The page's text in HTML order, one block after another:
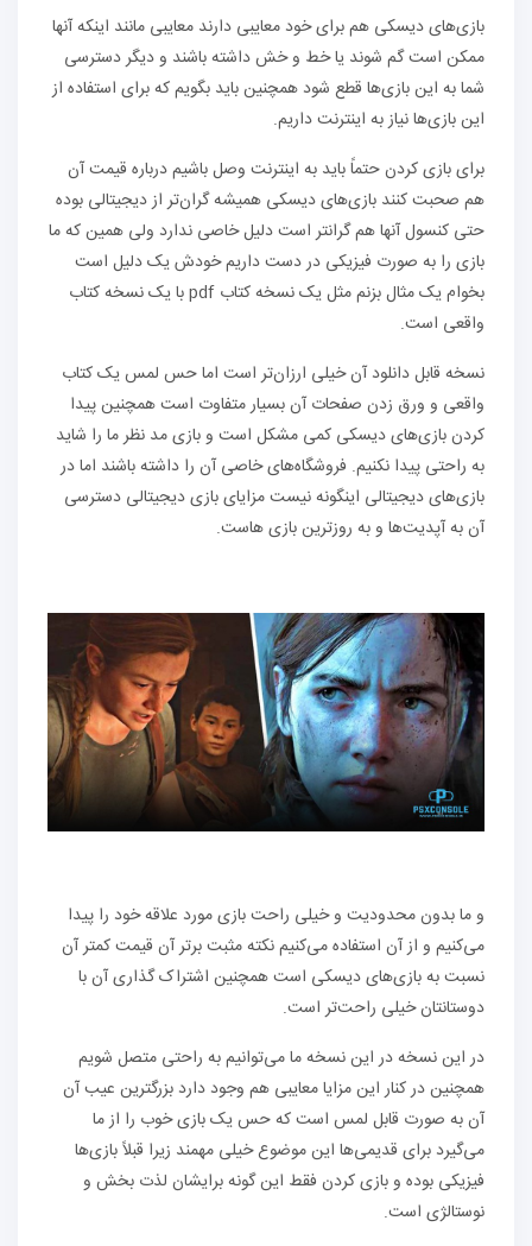
بازی‌های دیسکی هم برای خود معایبی دارند معایبی مانند اینکه آنها
ممکن است گم شوند یا خط و خش داشته باشند و دیگر دسترسی
شما به این بازی‌ها قطع شود همچنین باید بگویم که برای استفاده از
این بازی‌ها نیاز به اینترنت داریم.
برای بازی کردن حتماً باید به اینترنت وصل باشیم درباره قیمت آن
هم صحبت کنند بازی‌های دیسکی همیشه گران‌تر از دیجیتالی بوده
حتی کنسول آنها هم گرانتر است دلیل خاصی ندارد ولی همین که ما
بازی را به صورت فیزیکی در دست داریم خودش یک دلیل است
بخوام یک مثال بزنم مثل یک نسخه کتاب pdf با یک نسخه کتاب
واقعی است.
نسخه قابل دانلود آن خیلی ارزان‌تر است اما حس لمس یک کتاب
واقعی و ورق زدن صفحات آن بسیار متفاوت است همچنین پیدا
کردن بازی‌های دیسکی کمی مشکل است و بازی مد نظر ما را شاید
به راحتی پیدا نکنیم. فروشگاه‌های خاصی آن را داشته باشند اما در
بازی‌های دیجیتالی اینگونه نیست مزایای بازی دیجیتالی دسترسی
آن به آپدیت‌ها و به روزترین بازی هاست.
و ما بدون محدودیت و خیلی راحت بازی مورد علاقه خود را پیدا
می‌کنیم و از آن استفاده می‌کنیم نکته مثبت برتر آن قیمت کمتر آن
نسبت به بازی‌های دیسکی است همچنین اشتراک گذاری آن با
دوستانتان خیلی راحت‌تر است.
در این نسخه در این نسخه ما می‌توانیم به راحتی متصل شویم
همچنین در کنار این مزایا معایبی هم وجود دارد بزرگترین عیب آن
آن به صورت قابل لمس است که حس یک بازی خوب را از ما
می‌گیرد برای قدیمی‌ها این موضوع خیلی مهمند زیرا قبلاً بازی‌ها
فیزیکی بوده و بازی کردن فقط این گونه برایشان لذت بخش و
نوستالژی است.